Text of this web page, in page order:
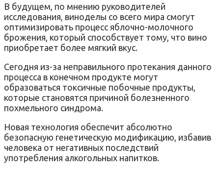
В будущем, по мнению руководителей
исследования, виноделы со всего мира смогут
оптимизировать процесс яблочно-молочного
брожения, который способствует тому, что вино
приобретает более мягкий вкус.
Сегодня из-за неправильного протекания данного
процесса в конечном продукте могут
образоваться токсичные побочные продукты,
которые становятся причиной болезненного
похмельного синдрома.
Новая технология обеспечит абсолютно
безопасную генетическую модификацию, избавив
человека от негативных последствий
употребления алкогольных напитков.